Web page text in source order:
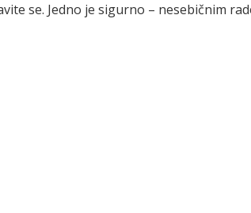
se. Jedno je sigurno – nesebičnim